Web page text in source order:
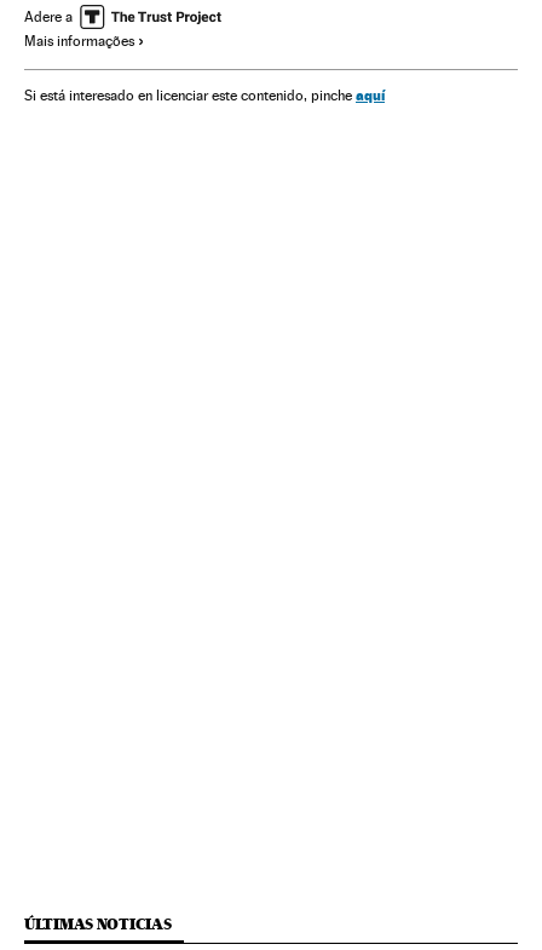
Ministério Saúde Europa
Adere a
Mais informações
Si está interesado en licenciar este contenido, pinche aquí
ÚLTIMAS NOTICIAS